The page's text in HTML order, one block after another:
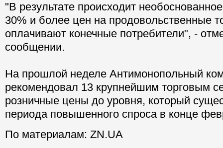
"В результате происходит
30% и более цен на продовольственные
оплачивают конечные потребители", -
сообщении.
На прошлой неделе Антимонопольный
рекомендовал 13 крупнейшим торговым
розничные цены до уровня, который
периода повышенного спроса в конце
По материалам: ZN.UA